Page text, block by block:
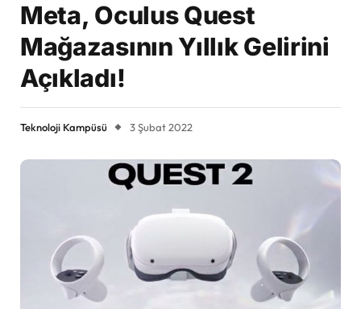
Meta, Oculus Quest
Mağazasının Yıllık Gelirini
Açıkladı!
Teknoloji Kampüsü 3 Şubat 2022